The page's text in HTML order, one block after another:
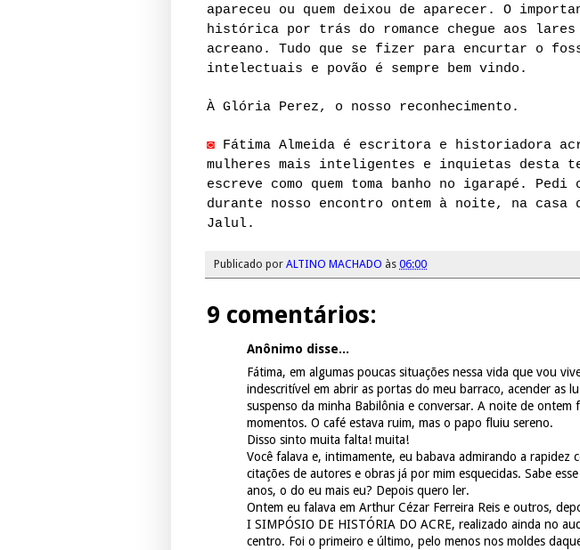
apareceu ou quem deixou de aparecer. O
histórica por trás do romance chegue aos lares
acreano. Tudo que se fizer para encurtar o
intelectuais e povão é sempre bem vindo.
À Glória Perez, o nosso reconhecimento.
◙ Fátima Almeida é escritora e historiadora
mulheres mais inteligentes e inquietas desta
escreve como quem toma banho no igarapé.
durante nosso encontro ontem à noite, na
Jalul.
Publicado por ALTINO MACHADO às 06:00
9 comentários:
Anônimo disse...
Fátima, em algumas poucas situações nessa vida que vou
indescritível em abrir as portas do meu barraco, acender as
suspenso da minha Babilônia e conversar. A noite de ontem
momentos. O café estava ruim, mas o papo fluiu sereno.
Disso sinto muita falta! muita!
Você falava e, intimamente, eu babava admirando a rapidez
citações de autores e obras já por mim esquecidas. Sabe
anos, o do eu mais eu? Depois quero ler.
Ontem eu falava em Arthur Cézar Ferreira Reis e outros,
I SIMPÓSIO DE HISTÓRIA DO ACRE, realizado ainda no
centro. Foi o primeiro e último, pelo menos nos moldes